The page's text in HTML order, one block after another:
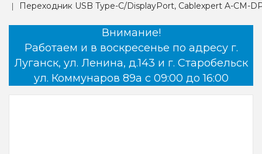
Переходник USB Type-C/DisplayPort, Cablexpert A-CM-
Внимание!
Работаем и в воскресенье по адресу г.
Луганск, ул. Ленина, д.143 и г. Старобельск
ул. Коммунаров 89а с 09:00 до 16:00